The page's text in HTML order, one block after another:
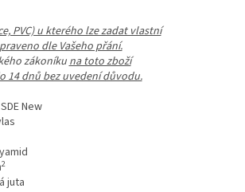
PVC) u kterého lze zadat vlastní
dle Vašeho přání.
zákoníkuna toto zboží
14 dnů bez uvedení důvodu.
New
2
juta